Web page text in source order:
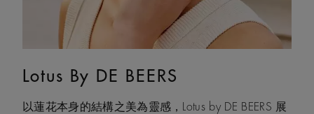
Lotus By DE BEERS
以蓮花本身的結構之美為靈感，Lotus by DE BEERS 展
Talisman
Talisman 系列巧妙融合鑽石原石與拋光鑽石的獨特感